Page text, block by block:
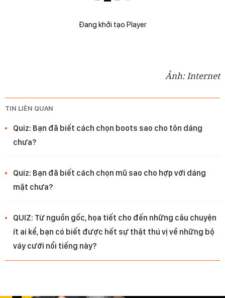
Đang khởi tạo Player
Ảnh: Internet
TIN LIÊN QUAN
Quiz: Bạn đã biết cách chọn boots sao cho tôn dáng
chưa?
Quiz: Bạn đã biết cách chọn mũ sao cho hợp với dáng
mặt chưa?
QUIZ: Từ nguồn gốc, họa tiết cho đến những câu chuyện
ít ai kể, bạn có biết được hết sự thật thú vị về những bộ
váy cưới nổi tiếng này?